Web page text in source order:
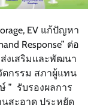
EV แก้ปัญหา
Response” ต่อ
งเสริมและพัฒนา
ตกรรม สภาผู้แทน
” รับรองผลการ
สะอาด ประหยัด